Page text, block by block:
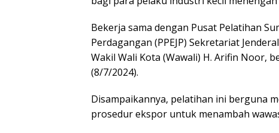
Bekerja sama dengan Pusat Pelatihan
Perdagangan (PPEJP) Sekretariat
Wakil Wali Kota (Wawali) H. Arifin Noor,
(8/7/2024).
Disampaikannya, pelatihan ini berguna
prosedur ekspor untuk menambah